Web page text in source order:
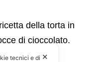
della torta in
di cioccolato.
✕
tecnici e di